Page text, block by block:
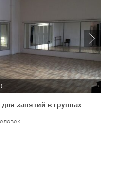
занятий в группах